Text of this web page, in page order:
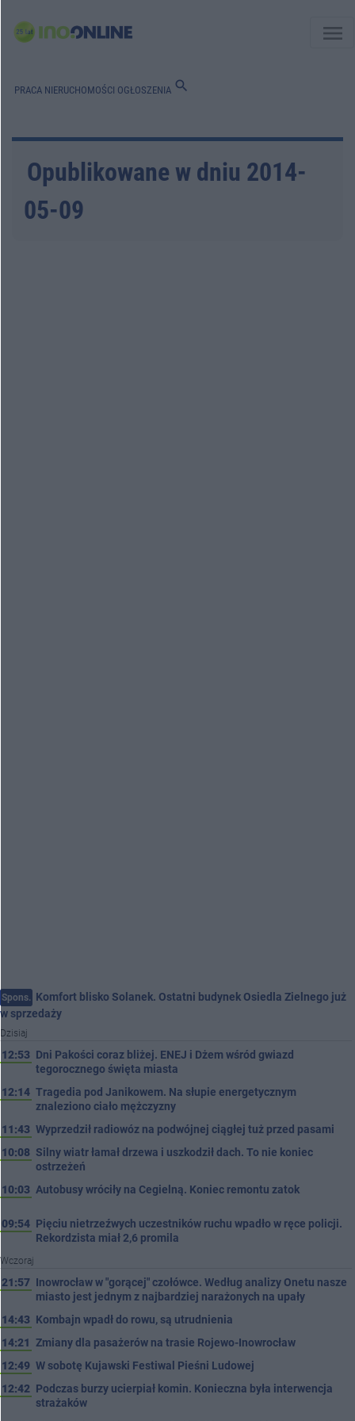
menu
PRACA NIERUCHOMOŚCI OGŁOSZENIA search
Opublikowane w dniu 2014-
05-09
Spons. Komfort blisko Solanek. Ostatni budynek Osiedla Zielnego już
w sprzedaży
Dzisiaj
12:53 Dni Pakości coraz bliżej. ENEJ i Dżem wśród gwiazd
tegorocznego święta miasta
12:14 Tragedia pod Janikowem. Na słupie energetycznym
znaleziono ciało mężczyzny
11:43 Wyprzedził radiowóz na podwójnej ciągłej tuż przed pasami
10:08 Silny wiatr łamał drzewa i uszkodził dach. To nie koniec
ostrzeżeń
10:03 Autobusy wróciły na Cegielną. Koniec remontu zatok
09:54 Pięciu nietrzeźwych uczestników ruchu wpadło w ręce policji.
Rekordzista miał 2,6 promila
Wczoraj
21:57 Inowrocław w "gorącej" czołówce. Według analizy Onetu nasze
miasto jest jednym z najbardziej narażonych na upały
14:43 Kombajn wpadł do rowu, są utrudnienia
14:21 Zmiany dla pasażerów na trasie Rojewo-Inowrocław
12:49 W sobotę Kujawski Festiwal Pieśni Ludowej
12:42 Podczas burzy ucierpiał komin. Konieczna była interwencja
strażaków